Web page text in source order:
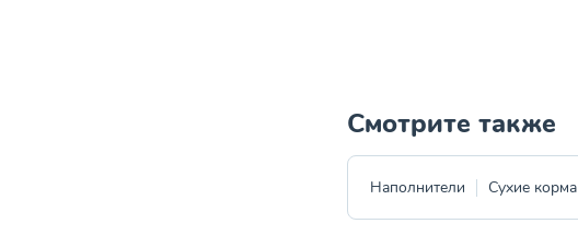
Смотрите также
Наполнители Сухие корма